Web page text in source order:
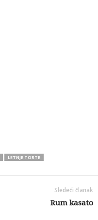
LETNJE TORTE
Sledeći članak
Rum kasato